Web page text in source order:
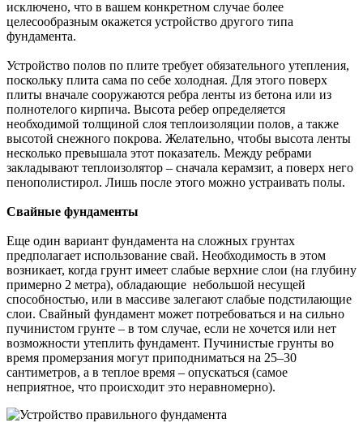
исключено, что в вашем конкретном случае более
целесообразным окажется устройство другого типа
фундамента.
Устройство полов по плите требует обязательного утепления,
поскольку плита сама по себе холодная. Для этого поверх
плиты вначале сооружаются ребра ленты из бетона или из
полнотелого кирпича. Высота ребер определяется
необходимой толщиной слоя теплоизоляции полов, а также
высотой снежного покрова. Желательно, чтобы высота ленты
несколько превышала этот показатель. Между ребрами
закладывают теплоизолятор – сначала керамзит, а поверх него
пенополистирол. Лишь после этого можно устраивать полы.
Свайные фундаменты
Еще один вариант фундамента на сложных грунтах
предполагает использование свай. Необходимость в этом
возникает, когда грунт имеет слабые верхние слои (на глубину
примерно 2 метра), обладающие небольшой несущей
способностью, или в массиве залегают слабые подстилающие
слои. Свайный фундамент может потребоваться и на сильно
пучинистом грунте – в том случае, если не хочется или нет
возможности утеплить фундамент. Пучинистые грунты во
время промерзания могут приподниматься на 25–30
сантиметров, а в теплое время – опускаться (самое
неприятное, что происходит это неравномерно).